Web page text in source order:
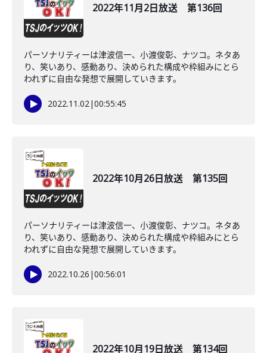
2022年11月2日放送 第136回
パーソナリティーは津波信一、小渡俊彰、ナツコ。ネタあ
り、笑いあり、感動あり、決められた構成や枠組みにとら
われずに自由な発想で展開していきます。
2022.11.02|00:55:45
2022年10月26日放送 第135回
パーソナリティーは津波信一、小渡俊彰、ナツコ。ネタあ
り、笑いあり、感動あり、決められた構成や枠組みにとら
われずに自由な発想で展開していきます。
2022.10.26 |00:56:01
2022年10月19日放送 第134回